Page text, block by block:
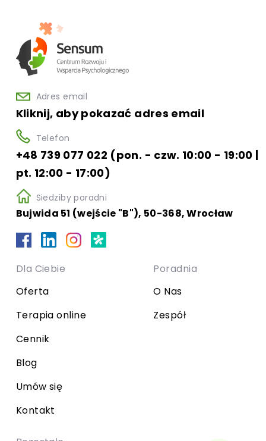
Adres email
Kliknij, aby pokazać adres email
Telefon
+48 739 077 022 (pon. - czw. 10:00 - 19:00 |
pt. 12:00 - 17:00)
Siedziby poradni
Bujwida 51 (wejście "B"), 50-368, Wrocław
Dla Ciebie
Oferta
Terapia online
Cennik
Blog
Umów się
Kontakt
Poradnia
O Nas
Zespół